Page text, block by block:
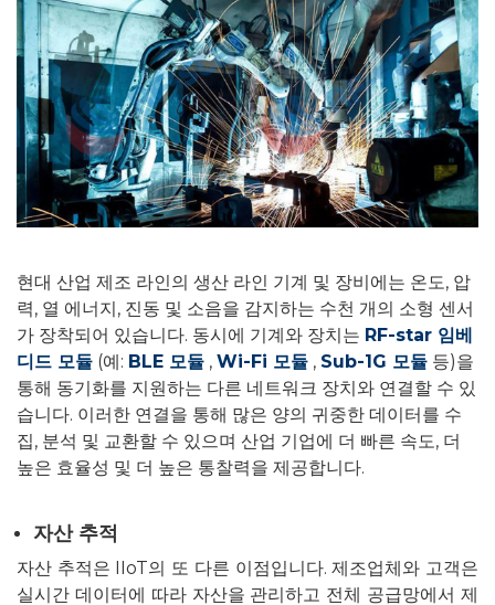
현대 산업 제조 라인의 생산 라인 기계 및 장비에는 온도, 압
력, 열 에너지, 진동 및 소음을 ​​감지하는 수천 개의 소형 센서
가 장착되어 있습니다. 동시에 기계와 장치는 RF-star 임베
디드 모듈 (예: BLE 모듈 , Wi-Fi 모듈 , Sub-1G 모듈 등)을
통해 동기화를 지원하는 다른 네트워크 장치와 연결할 수 있
습니다. 이러한 연결을 통해 많은 양의 귀중한 데이터를 수
집, 분석 및 교환할 수 있으며 산업 기업에 더 빠른 속도, 더
높은 효율성 및 더 높은 통찰력을 제공합니다.
자산 추적
자산 추적은 IIoT의 또 다른 이점입니다. 제조업체와 고객은
실시간 데이터에 따라 자산을 관리하고 전체 공급망에서 제